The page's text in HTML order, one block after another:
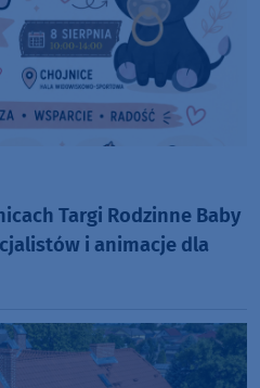
Targi Rodzinne Baby
i animacje dla